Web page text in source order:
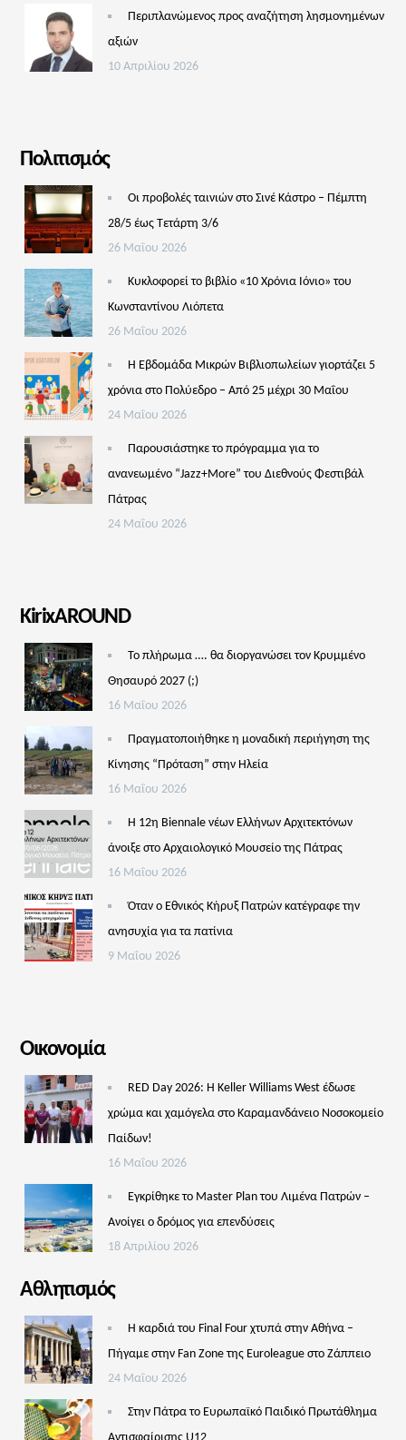
Περιπλανώμενος προς αναζήτηση λησμονημένων
αξιών
10 Απριλίου 2026
Πολιτισμός
Οι προβολές ταινιών στο Σινέ Κάστρο – Πέμπτη
28/5 έως Τετάρτη 3/6
26 Μαΐου 2026
Κυκλοφορεί το βιβλίο «10 Χρόνια Ιόνιο» του
Κωνσταντίνου Λιόπετα
26 Μαΐου 2026
Η Εβδομάδα Μικρών Βιβλιοπωλείων γιορτάζει 5
χρόνια στο Πολύεδρο – Από 25 μέχρι 30 Μαΐου
24 Μαΐου 2026
Παρουσιάστηκε το πρόγραμμα για το
ανανεωμένο “Jazz+More” του Διεθνούς Φεστιβάλ
Πάτρας
24 Μαΐου 2026
KirixAROUND
Το πλήρωμα …. θα διοργανώσει τον Κρυμμένο
Θησαυρό 2027 (;)
16 Μαΐου 2026
Πραγματοποιήθηκε η μοναδική περιήγηση της
Κίνησης “Πρόταση” στην Ηλεία
16 Μαΐου 2026
Η 12η Biennale νέων Ελλήνων Αρχιτεκτόνων
άνοιξε στο Αρχαιολογικό Μουσείο της Πάτρας
16 Μαΐου 2026
Όταν ο Εθνικός Κήρυξ Πατρών κατέγραφε την
ανησυχία για τα πατίνια
9 Μαΐου 2026
Οικονομία
RED Day 2026: Η Keller Williams West έδωσε
χρώμα και χαμόγελα στο Καραμανδάνειο Νοσοκομείο
Παίδων!
16 Μαΐου 2026
Εγκρίθηκε το Master Plan του Λιμένα Πατρών –
Aνοίγει ο δρόμος για επενδύσεις
18 Απριλίου 2026
Αθλητισμός
Η καρδιά του Final Four χτυπά στην Αθήνα –
Πήγαμε στην Fan Zone της Euroleague στο Ζάππειο
24 Μαΐου 2026
Στην Πάτρα το Ευρωπαϊκό Παιδικό Πρωτάθλημα